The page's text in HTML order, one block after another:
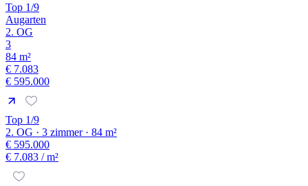
Top 1/9
Augarten
2. OG
3
84 m²
€ 7.083
€ 595.000
Top 1/9
2. OG · 3 zimmer · 84 m²
€ 595.000
€ 7.083 / m²